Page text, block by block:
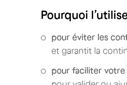
Pourquoi
pour éviter les
et garantit la
pour faciliter